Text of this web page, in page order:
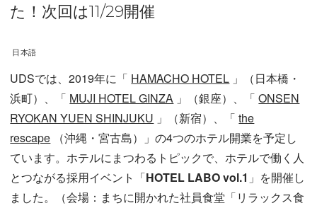
た！次回は11/29開催
日本語
UDSでは、2019年に「 HAMACHO HOTEL 」（日本橋・
浜町）、「 MUJI HOTEL GINZA 」（銀座）、「 ONSEN
RYOKAN YUEN SHINJUKU 」（新宿）、「 the
rescape
（沖縄・宮古島）」の4つのホテル開業を予定し
ています。ホテルにまつわるトピックで、ホテルで働く人
とつながる採用イベント「HOTEL LABO vol.1 」を開催し
ました。（会場：まちに開かれた社員食堂「リラックス食